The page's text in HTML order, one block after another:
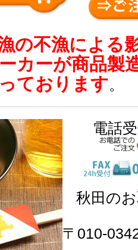
の不漁による
カーが商品製
ております。
電話
秋田の
〒010-